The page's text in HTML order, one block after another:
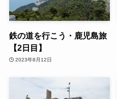
鉄の道を行こう・鹿児島旅
【2日目】
2023年8月12日